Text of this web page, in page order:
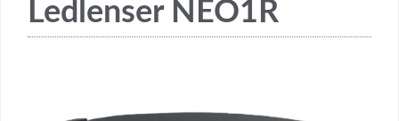
Ledlenser NEO1R